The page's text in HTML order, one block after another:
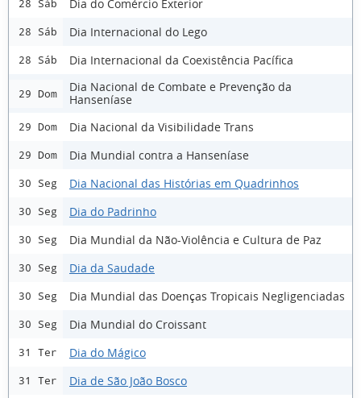
28 Sáb Dia do Comércio Exterior
28 Sáb Dia Internacional do Lego
28 Sáb Dia Internacional da Coexistência Pacífica
29 Dom
Dia Nacional de Combate e Prevenção da
Hanseníase
29 Dom Dia Nacional da Visibilidade Trans
29 Dom Dia Mundial contra a Hanseníase
30 Seg Dia Nacional das Histórias em Quadrinhos
30 Seg Dia do Padrinho
30 Seg Dia Mundial da Não-Violência e Cultura de Paz
30 Seg Dia da Saudade
30 Seg Dia Mundial das Doenças Tropicais Negligenciadas
30 Seg Dia Mundial do Croissant
31 Ter Dia do Mágico
31 Ter Dia de São João Bosco